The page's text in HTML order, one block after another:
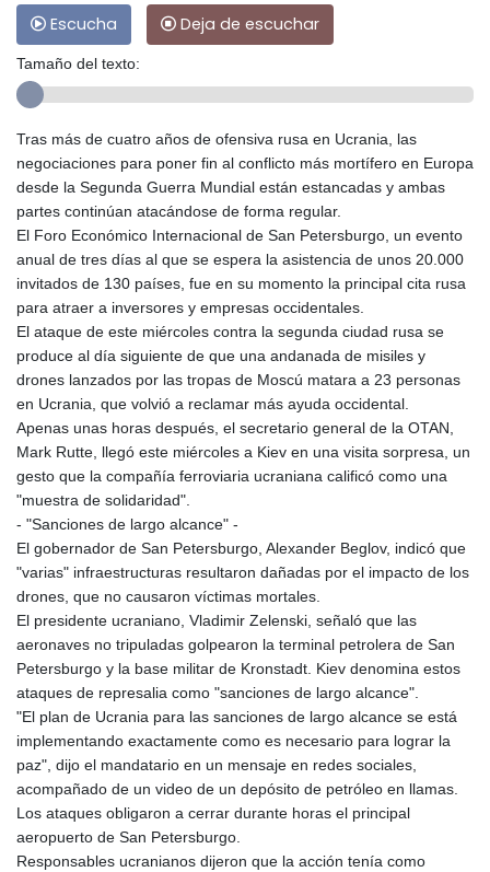
Escucha Deja de escuchar
Tamaño del texto:
Tras más de cuatro años de ofensiva rusa en Ucrania, las
negociaciones para poner fin al conflicto más mortífero en Europa
desde la Segunda Guerra Mundial están estancadas y ambas
partes continúan atacándose de forma regular.
El Foro Económico Internacional de San Petersburgo, un evento
anual de tres días al que se espera la asistencia de unos 20.000
invitados de 130 países, fue en su momento la principal cita rusa
para atraer a inversores y empresas occidentales.
El ataque de este miércoles contra la segunda ciudad rusa se
produce al día siguiente de que una andanada de misiles y
drones lanzados por las tropas de Moscú matara a 23 personas
en Ucrania, que volvió a reclamar más ayuda occidental.
Apenas unas horas después, el secretario general de la OTAN,
Mark Rutte, llegó este miércoles a Kiev en una visita sorpresa, un
gesto que la compañía ferroviaria ucraniana calificó como una
"muestra de solidaridad".
- "Sanciones de largo alcance" -
El gobernador de San Petersburgo, Alexander Beglov, indicó que
"varias" infraestructuras resultaron dañadas por el impacto de los
drones, que no causaron víctimas mortales.
El presidente ucraniano, Vladimir Zelenski, señaló que las
aeronaves no tripuladas golpearon la terminal petrolera de San
Petersburgo y la base militar de Kronstadt. Kiev denomina estos
ataques de represalia como "sanciones de largo alcance".
"El plan de Ucrania para las sanciones de largo alcance se está
implementando exactamente como es necesario para lograr la
paz", dijo el mandatario en un mensaje en redes sociales,
acompañado de un video de un depósito de petróleo en llamas.
Los ataques obligaron a cerrar durante horas el principal
aeropuerto de San Petersburgo.
Responsables ucranianos dijeron que la acción tenía como